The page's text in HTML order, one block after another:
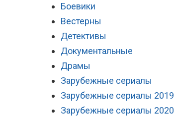
Боевики
Вестерны
Детективы
Документальные
Драмы
Зарубежные сериалы
Зарубежные сериалы 2019
Зарубежные сериалы 2020